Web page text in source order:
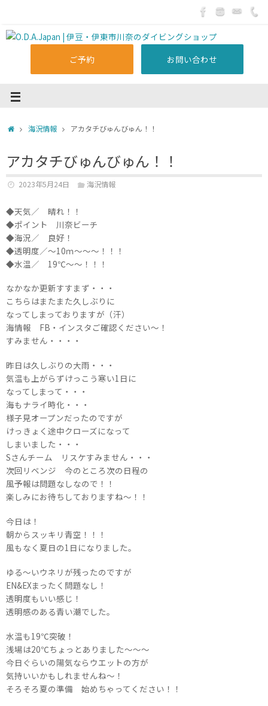
ご予約 お問い合わせ
海況情報 アカタチびゅんびゅん！！
アカタチびゅんびゅん！！
2023年5月24日 海況情報
◆天気／ 晴れ！！
◆ポイント 川奈ビーチ
◆海況／ 良好！
◆透明度／～10ｍ～～～！！！
◆水温／ 19℃～～！！！
なかなか更新すすまず・・・
こちらはまたまた久しぶりに
なってしまっておりますが（汗）
海情報 FB・インスタご確認ください～！
すみません・・・・
昨日は久しぶりの大雨・・・
気温も上がらずけっこう寒い1日に
なってしまって・・・
海もナライ時化・・・
様子見オープンだったのですが
けっきょく途中クローズになって
しまいました・・・
Sさんチーム リスケすみません・・・
次回リベンジ 今のところ次の日程の
風予報は問題なしなので！！
楽しみにお待ちしておりますね～！！
今日は！
朝からスッキリ青空！！！
風もなく夏日の1日になりました。
ゆる～いウネリが残ったのですが
EN&EXまったく問題なし！
透明度もいい感じ！
透明感のある青い潮でした。
水温も19℃突破！
浅場は20℃ちょっとありました～～～
今日ぐらいの陽気ならウエットの方が
気持いいかもしれませんね～！
そろそろ夏の準備 始めちゃってください！！